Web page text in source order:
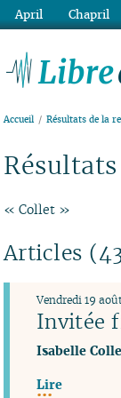
Accueil Résultats de la
« Collet »
Articles
Invitée
Vendredi 19
Isabelle
Lire
April Chapril